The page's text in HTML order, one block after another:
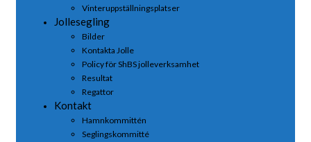
Vinteruppställningsplatser
Jollesegling
Bilder
Kontakta Jolle
Policy för ShBS jolleverksamhet
Resultat
Regattor
Kontakt
Hamnkommittén
Seglingskommitté